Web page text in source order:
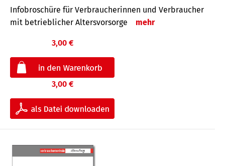
Infobroschüre für Verbraucherinnen und Verbraucher
mit betrieblicher Altersvorsorge
mehr
3,00 €
3,00 €